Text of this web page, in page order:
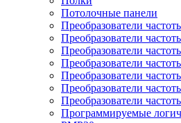
Потолочные панели
Преобразователи
Преобразователи
Преобразователи
Преобразователи
Преобразователи
Преобразователи
Преобразователи
Программируемые